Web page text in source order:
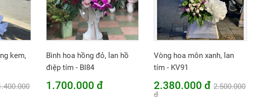
kem,
Bình hoa hồng đỏ, lan hồ
điệp tím - BI84
1.700.000 đ
Vòng hoa môn xanh, lan
tím - KV91
2.380.000 đ 2.500.000
đ